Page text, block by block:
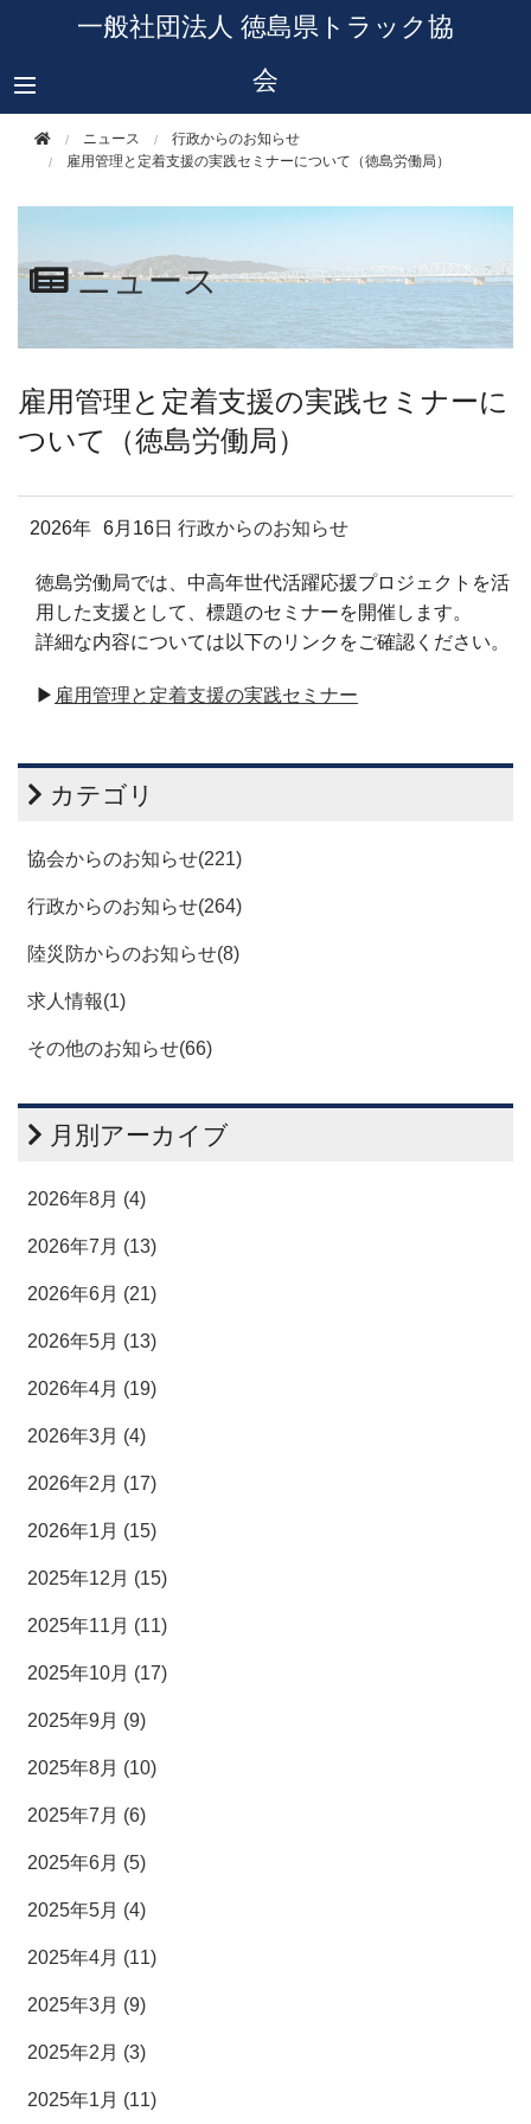
一般社団法人 徳島県トラック協
会
ニュース
行政からのお知らせ
雇用管理と定着支援の実践セミナーについて（徳島労働局）
ニュース
雇用管理と定着支援の実践セミナーに
ついて（徳島労働局）
2026年 6月16日 行政からのお知らせ
徳島労働局では、中高年世代活躍応援プロジェクトを活
用した支援として、標題のセミナーを開催します。
詳細な内容については以下のリンクをご確認ください。
▶ 雇用管理と定着支援の実践セミナー
カテゴリ
協会からのお知らせ(221)
行政からのお知らせ(264)
陸災防からのお知らせ(8)
求人情報(1)
その他のお知らせ(66)
月別アーカイブ
2026年8月 (4)
2026年7月 (13)
2026年6月 (21)
2026年5月 (13)
2026年4月 (19)
2026年3月 (4)
2026年2月 (17)
2026年1月 (15)
2025年12月 (15)
2025年11月 (11)
2025年10月 (17)
2025年9月 (9)
2025年8月 (10)
2025年7月 (6)
2025年6月 (5)
2025年5月 (4)
2025年4月 (11)
2025年3月 (9)
2025年2月 (3)
2025年1月 (11)